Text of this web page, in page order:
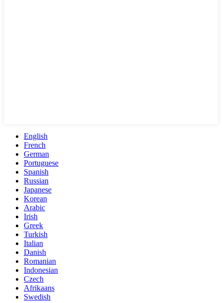
English
French
German
Portuguese
Spanish
Russian
Japanese
Korean
Arabic
Irish
Greek
Turkish
Italian
Danish
Romanian
Indonesian
Czech
Afrikaans
Swedish